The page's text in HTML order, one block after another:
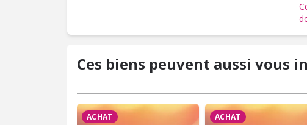
Ces biens peuvent aussi vous
ACHAT ACHAT